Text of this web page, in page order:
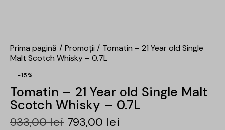
Prima pagină Promoții
Tomatin – 21 Year old Single
Malt Scotch Whisky – 0.7L
-15%
Tomatin – 21 Year old Single Malt
Scotch Whisky – 0.7L
933,00lei 793,00 lei